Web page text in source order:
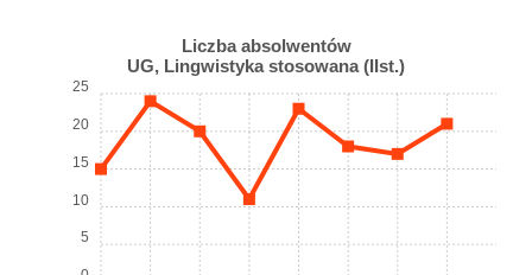
Liczba absolwentów
UG, Lingwistyka stosowana (IIst.)
5
10
15
20
25